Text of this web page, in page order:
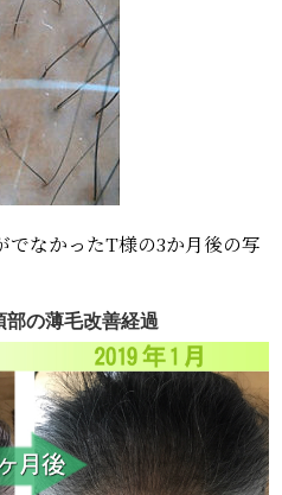
でなかったT様の3か月後の写
部の薄毛改善経過